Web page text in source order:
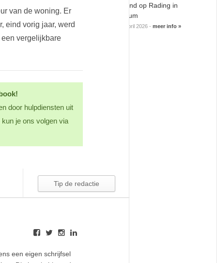
Bosbrand op Rading in
Hilversum
08 april 2026 - meer info »
van de woning. Er
eind vorig jaar, werd
vergelijkbare
door hulpdiensten uit
je ons volgen via
een eigen schrijfsel